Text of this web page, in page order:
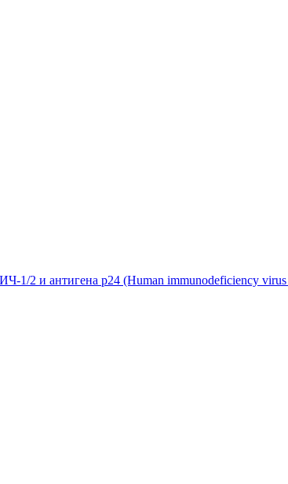
1/2 и антигена p24 (Human immunodeficiency